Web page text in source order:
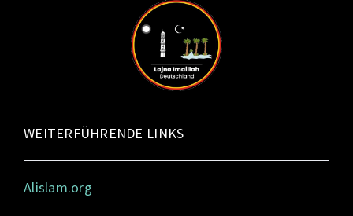
WEITERFÜHRENDE LINKS
Alislam.org